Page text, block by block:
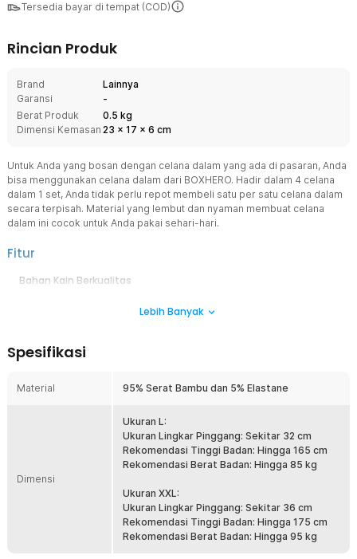
Tersedia bayar di tempat (COD)
Rincian Produk
Brand
Lainnya
Garansi
-
Berat Produk
0.5 kg
Dimensi Kemasan 23 x 17 x 6 cm
Untuk Anda yang bosan dengan celana dalam yang ada di pasaran, Anda
bisa menggunakan celana dalam dari BOXHERO. Hadir dalam 4 celana
dalam 1 set, Anda tidak perlu repot membeli satu per satu celana dalam
secara terpisah. Material yang lembut dan nyaman membuat celana
dalam ini cocok untuk Anda pakai sehari-hari.
Fitur
Bahan Kain Berkualitas
dalam ini lebih adem, lembut, serta cukup elastis. Anda dapat
Nyaman Digunakan
sehingga Anda akan selalu nyaman menggunakan celana dalam ini
Celana dalam ini tersedia dengan beberapa pilihan ukuran. Anda
bisa memilih ukuran yang tepat sesuai dengan kebutuhan. Dengan
begitu beraktivitas jadi lebih nyaman dengan celana dalam dari
Kelengkapan Produk
Rincian yang Anda dapatkan untuk pembelian produk ini:
Lebih Banyak
Spesifikasi
Material 95% Serat Bambu dan 5% Elastane
Dimensi
Ukuran L:
Ukuran Lingkar Pinggang: Sekitar 32 cm
Rekomendasi Tinggi Badan: Hingga 165 cm
Rekomendasi Berat Badan: Hingga 85 kg
Ukuran XXL:
Ukuran Lingkar Pinggang: Sekitar 36 cm
Rekomendasi Tinggi Badan: Hingga 175 cm
Rekomendasi Berat Badan: Hingga 95 kg